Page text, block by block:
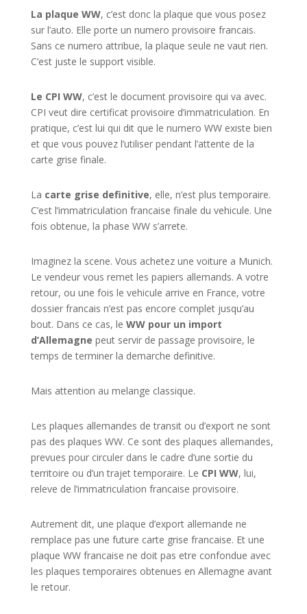
La plaque WW, c’est donc la plaque que vous posez
sur l’auto. Elle porte un numero provisoire francais.
Sans ce numero attribue, la plaque seule ne vaut rien.
C’est juste le support visible.
Le CPI WW, c’est le document provisoire qui va avec.
CPI veut dire certificat provisoire d’immatriculation. En
pratique, c’est lui qui dit que le numero WW existe bien
et que vous pouvez l’utiliser pendant l’attente de la
carte grise finale.
La carte grise definitive, elle, n’est plus temporaire.
C’est l’immatriculation francaise finale du vehicule. Une
fois obtenue, la phase WW s’arrete.
Imaginez la scene. Vous achetez une voiture a Munich.
Le vendeur vous remet les papiers allemands. A votre
retour, ou une fois le vehicule arrive en France, votre
dossier francais n’est pas encore complet jusqu’au
bout. Dans ce cas, le WW pour un import
d’Allemagne peut servir de passage provisoire, le
temps de terminer la demarche definitive.
Mais attention au melange classique.
Les plaques allemandes de transit ou d’export ne sont
pas des plaques WW. Ce sont des plaques allemandes,
prevues pour circuler dans le cadre d’une sortie du
territoire ou d’un trajet temporaire. Le CPI WW, lui,
releve de l’immatriculation francaise provisoire.
Autrement dit, une plaque d’export allemande ne
remplace pas une future carte grise francaise. Et une
plaque WW francaise ne doit pas etre confondue avec
les plaques temporaires obtenues en Allemagne avant
le retour.